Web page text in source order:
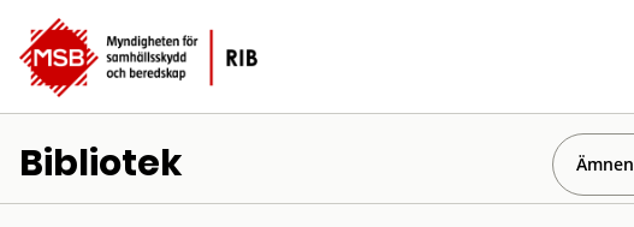
Bibliotek Ämnen